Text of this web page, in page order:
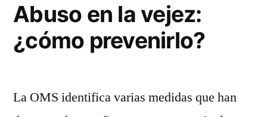
Abuso en la vejez:
¿cómo prevenirlo?
La OMS identifica varias medidas que han